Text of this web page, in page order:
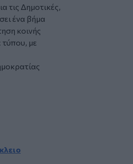
τις Δημοτικές,
ένα βήμα
κοινής
τύπου, με